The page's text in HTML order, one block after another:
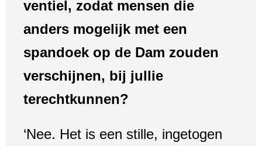
ventiel, zodat mensen die
anders mogelijk met een
spandoek op de Dam zouden
verschijnen, bij jullie
terechtkunnen?
‘Nee. Het is een stille, ingetogen